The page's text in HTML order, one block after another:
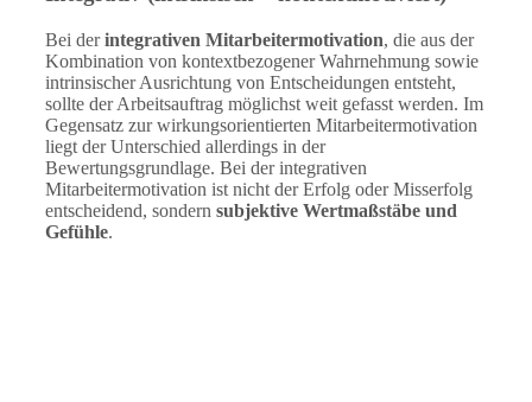
Bei derintegrativen Mitarbeitermotivation, die aus der
Kombination von kontextbezogener Wahrnehmung sowie
intrinsischer Ausrichtung von Entscheidungen entsteht,
sollte der Arbeitsauftrag möglichst weit gefasst werden. Im
Gegensatz zur wirkungsorientierten Mitarbeitermotivation
liegt der Unterschied allerdings in der
Bewertungsgrundlage. Bei der integrativen
Mitarbeitermotivation ist nicht der Erfolg oder Misserfolg
entscheidend, sondern subjektive Wertmaßstäbe und
Gefühle.